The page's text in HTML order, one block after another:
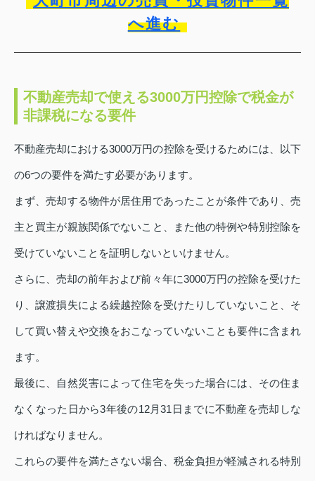
へ進む
不動産売却で使える3000万円控除で税金が
非課税になる要件
不動産売却における3000万円の控除を受けるためには、以下
の6つの要件を満たす必要があります。
まず、売却する物件が居住用であったことが条件であり、売
主と買主が親族関係でないこと、また他の特例や特別控除を
受けていないことを証明しないといけません。
さらに、売却の前年および前々年に3000万円の控除を受けた
り、譲渡損失による繰越控除を受けたりしていないこと、そ
して買い替えや交換をおこなっていないことも要件に含まれ
ます。
最後に、自然災害によって住宅を失った場合には、その住ま
なくなった日から3年後の12月31日までに不動産を売却しな
ければなりません。
これらの要件を満たさない場合、税金負担が軽減される特別